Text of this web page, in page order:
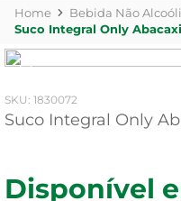
Bebida Não
Suco Integral Only Abacaxi
: 1830072
Suco Integral Only
Disponível